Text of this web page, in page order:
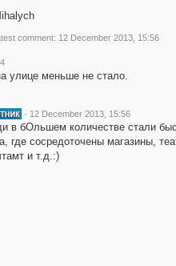
comment: 12 December 2013, 15:56
улице меньше не стало.
· 12 December 2013, 15:56
в бОльшем количестве стали
где сосредоточены магазины,
и т.д.:)